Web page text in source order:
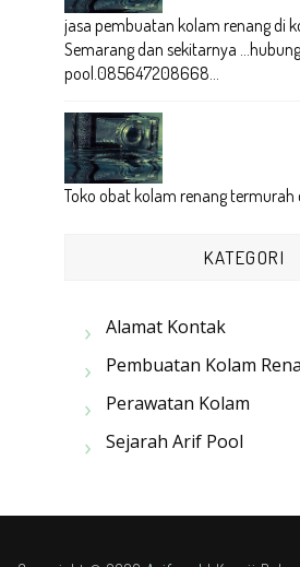
jasa pembuatan kolam renang di
Semarang dan sekitarnya
pool.085647208668...
Toko obat kolam renang termurah
KATEGORI
Alamat Kontak
Pembuatan Kolam
Perawatan Kolam
Sejarah Arif Pool